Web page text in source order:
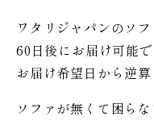
ワタリジャパンのソ
60日後にお届け可能で
お届け希望日から逆
ソファが無くて困ら